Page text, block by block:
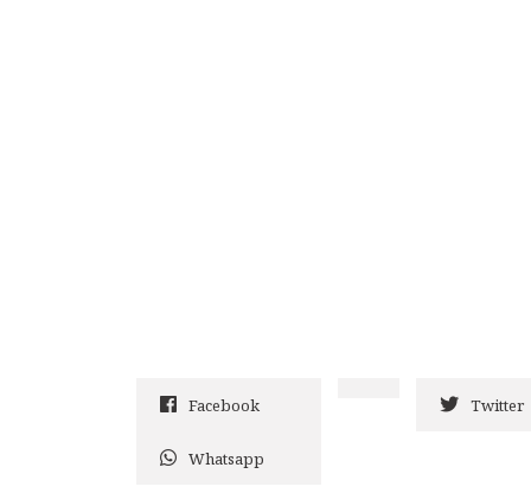
Facebook Twitter
Whatsapp